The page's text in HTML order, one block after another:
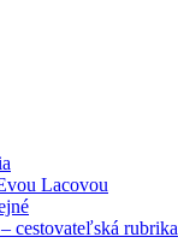
Lacovou
cestovateľská rubrika